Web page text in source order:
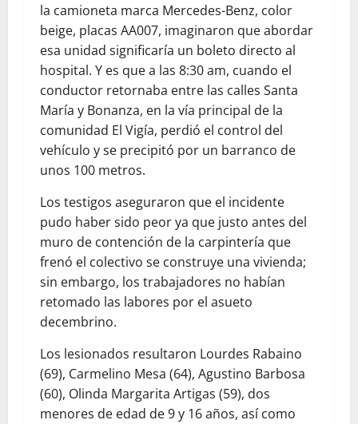
la camioneta marca Mercedes-Benz, color
beige, placas AA007, imaginaron que abordar
esa unidad significaría un boleto directo al
hospital. Y es que a las 8:30 am, cuando el
conductor retornaba entre las calles Santa
María y Bonanza, en la vía principal de la
comunidad El Vigía, perdió el control del
vehículo y se precipitó por un barranco de
unos 100 metros.
Los testigos aseguraron que el incidente
pudo haber sido peor ya que justo antes del
muro de contención de la carpintería que
frenó el colectivo se construye una vivienda;
sin embargo, los trabajadores no habían
retomado las labores por el asueto
decembrino.
Los lesionados resultaron Lourdes Rabaino
(69), Carmelino Mesa (64), Agustino Barbosa
(60), Olinda Margarita Artigas (59), dos
menores de edad de 9 y 16 años, así como